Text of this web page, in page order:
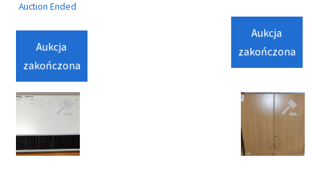
Auction Ended
Aukcja
zakończona
Aukcja
zakończona